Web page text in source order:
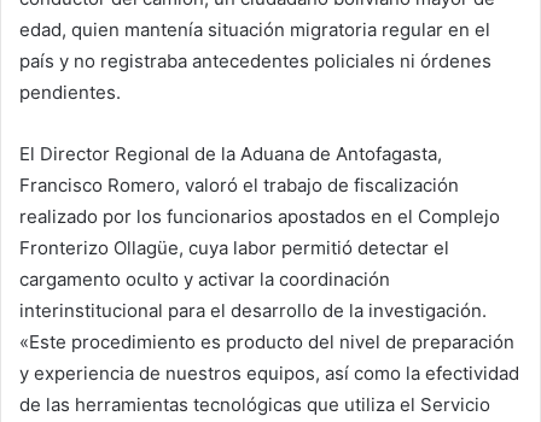
edad, quien mantenía situación migratoria regular en el
país y no registraba antecedentes policiales ni órdenes
pendientes.
El Director Regional de la Aduana de Antofagasta,
Francisco Romero, valoró el trabajo de fiscalización
realizado por los funcionarios apostados en el Complejo
Fronterizo Ollagüe, cuya labor permitió detectar el
cargamento oculto y activar la coordinación
interinstitucional para el desarrollo de la investigación.
«Este procedimiento es producto del nivel de preparación
y experiencia de nuestros equipos, así como la efectividad
de las herramientas tecnológicas que utiliza el Servicio